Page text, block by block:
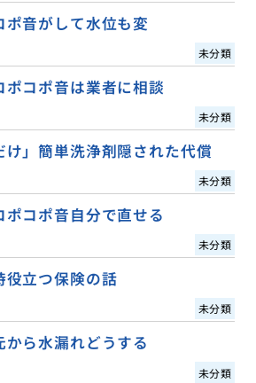
ポ音がして水位も変
未分類
コポ音は業者に相談
未分類
け」簡単洗浄剤隠された代償
未分類
ポコポ音自分で直せる
未分類
役立つ保険の話
未分類
ら水漏れどうする
未分類